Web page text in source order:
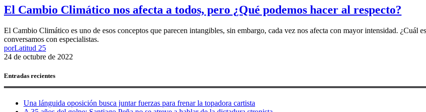
El Cambio Climático nos afecta a todos, pero ¿Qué podemos hacer al respecto?
El Cambio Climático es uno de esos conceptos que parecen intangibles, sin embargo, cada vez nos afecta con mayor intensidad. ¿Cuál
conversamos con especialistas.
porLatitud 25
24 de octubre de 2022
Entradas recientes
Una lánguida oposición busca juntar fuerzas para frenar la topadora cartista